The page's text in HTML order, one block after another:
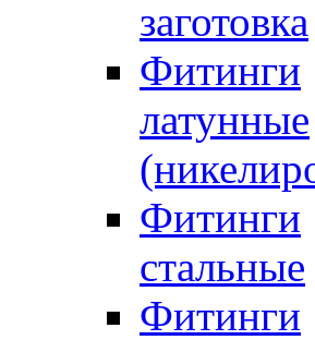
заготовка
Фитинги
латунные
Фитинги
стальные
Фитинги